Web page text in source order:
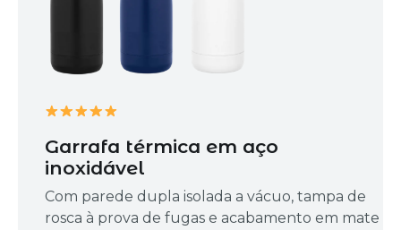
Garrafa térmica em aço
inoxidável
Com parede dupla isolada a vácuo, tampa de
rosca à prova de fugas e acabamento em mate